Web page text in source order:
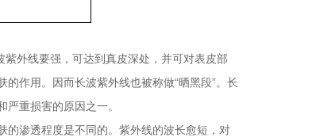
外线要强，可达到真皮深处，并可对表皮部
作用。因而长波紫外线也被称做“晒黑段”。长
重损害的原因之一。
的渗透程度是不同的。紫外线的波长愈短，对